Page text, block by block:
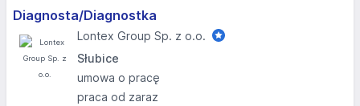
Diagnosta/Diagnostka
Lontex Group Sp. z o.o.
Słubice
umowa o pracę
praca od zaraz